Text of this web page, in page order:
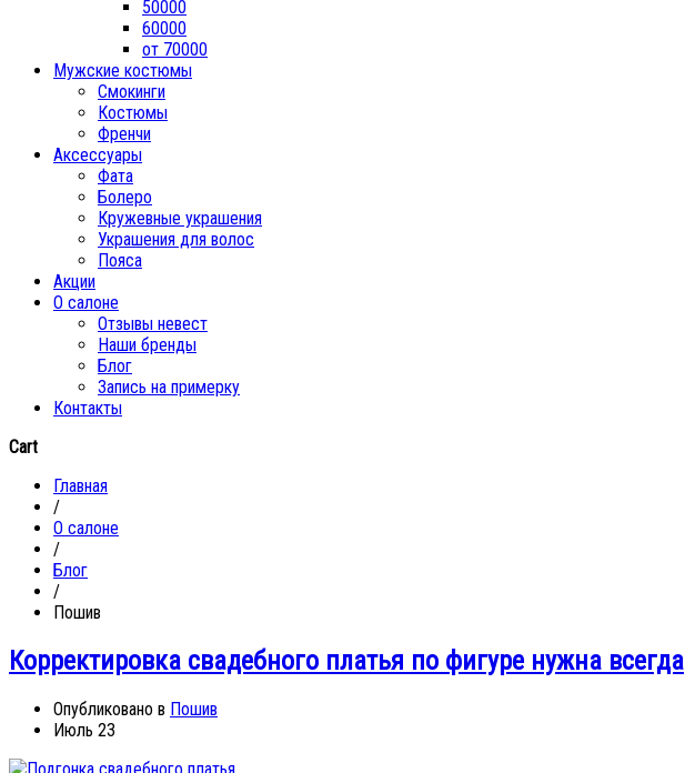
50000
60000
от 70000
Мужские костюмы
Смокинги
Костюмы
Френчи
Аксессуары
Фата
Болеро
Кружевные украшения
Украшения для волос
Пояса
Акции
О салоне
Отзывы невест
Наши бренды
Блог
Запись на примерку
Контакты
Cart
Главная
/
О салоне
/
Блог
/
Пошив
Корректировка свадебного платья по фигуре нужна всегда
Опубликовано в Пошив
Июль 23